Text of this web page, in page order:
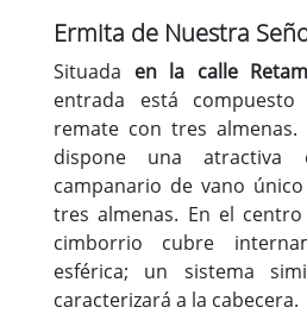
Ermita de Nuestra
Situada en la calle
entrada está
remate con tres
dispone una atractiva
campanario de vano
tres almenas. En el
cimborrio cubre
esférica; un sistema
caracterizará a la cabecera.